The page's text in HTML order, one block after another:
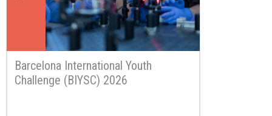
Barcelona International Youth
Challenge (BIYSC) 2026